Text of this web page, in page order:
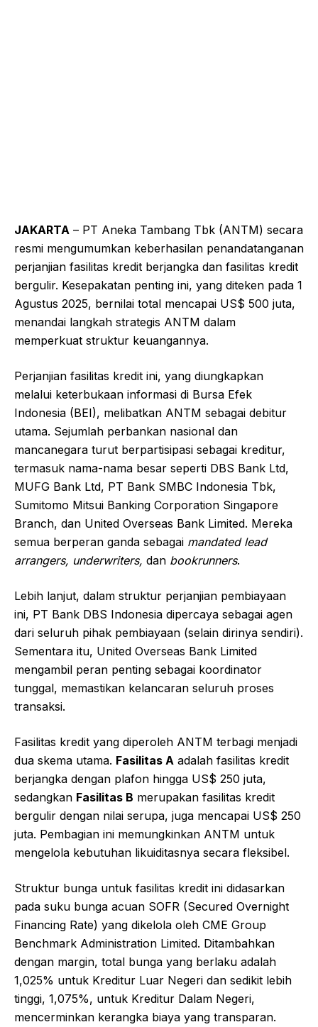
JAKARTA – PT Aneka Tambang Tbk (ANTM) secara
resmi mengumumkan keberhasilan penandatanganan
perjanjian fasilitas kredit berjangka dan fasilitas kredit
bergulir. Kesepakatan penting ini, yang diteken pada 1
Agustus 2025, bernilai total mencapai US$ 500 juta,
menandai langkah strategis ANTM dalam
memperkuat struktur keuangannya.
Perjanjian fasilitas kredit ini, yang diungkapkan
melalui keterbukaan informasi di Bursa Efek
Indonesia (BEI), melibatkan ANTM sebagai debitur
utama. Sejumlah perbankan nasional dan
mancanegara turut berpartisipasi sebagai kreditur,
termasuk nama-nama besar seperti DBS Bank Ltd,
MUFG Bank Ltd, PT Bank SMBC Indonesia Tbk,
Sumitomo Mitsui Banking Corporation Singapore
Branch, dan United Overseas Bank Limited. Mereka
semua berperan ganda sebagai mandated lead
arrangers, underwriters, dan bookrunners.
Lebih lanjut, dalam struktur perjanjian pembiayaan
ini, PT Bank DBS Indonesia dipercaya sebagai agen
dari seluruh pihak pembiayaan (selain dirinya sendiri).
Sementara itu, United Overseas Bank Limited
mengambil peran penting sebagai koordinator
tunggal, memastikan kelancaran seluruh proses
transaksi.
Fasilitas kredit yang diperoleh ANTM terbagi menjadi
dua skema utama. Fasilitas A adalah fasilitas kredit
berjangka dengan plafon hingga US$ 250 juta,
sedangkan Fasilitas B merupakan fasilitas kredit
bergulir dengan nilai serupa, juga mencapai US$ 250
juta. Pembagian ini memungkinkan ANTM untuk
mengelola kebutuhan likuiditasnya secara fleksibel.
Struktur bunga untuk fasilitas kredit ini didasarkan
pada suku bunga acuan SOFR (Secured Overnight
Financing Rate) yang dikelola oleh CME Group
Benchmark Administration Limited. Ditambahkan
dengan margin, total bunga yang berlaku adalah
1,025% untuk Kreditur Luar Negeri dan sedikit lebih
tinggi, 1,075%, untuk Kreditur Dalam Negeri,
mencerminkan kerangka biaya yang transparan.